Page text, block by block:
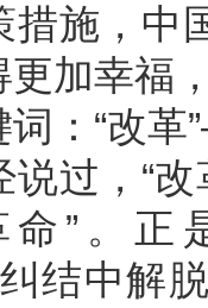
措施，中
更加幸福
：“改革
，“改
命”。正
纠结中解